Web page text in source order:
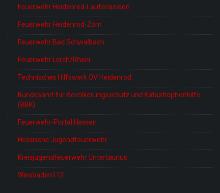
Feuerwehr Heidenrod-Laufenselden
Feuerwehr Heidenrod-Zorn
Feuerwehr Bad Schwalbach
Feuerwehr Lorch/Rhein
Technisches Hilfswerk OV Heidenrod
Bundesamt für Bevölkerungsschutz und Katastrophenhilfe
(BBK)
Feuerwehr-Portal Hessen
Hessische Jugendfeuerwehr
Kreisjugendfeuerwehr Untertaunus
Wiesbaden112